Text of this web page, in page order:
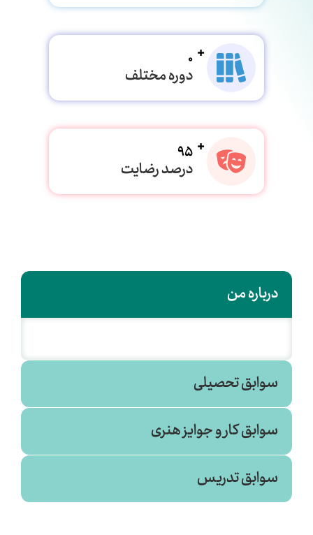
0
دوره مختلف
95
درصد رضایت
درباره من
سوابق تحصیلی
عمران
صنعتی شاهرود (۱۳۹۲)
سوابق کار و جوایز هنری
سوابق تدریس